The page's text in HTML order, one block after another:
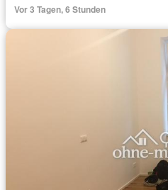
Vor 3 Tagen, 6 Stunden